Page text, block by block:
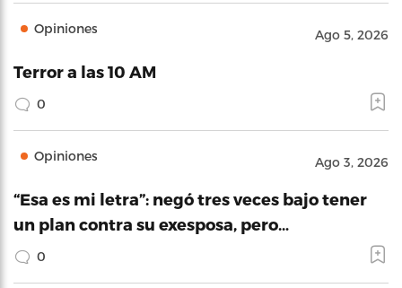
Opiniones Ago 5, 2026
Terror a las 10 AM
0
Opiniones Ago 3, 2026
“Esa es mi letra”: negó tres veces bajo tener
un plan contra su exesposa, pero…
0